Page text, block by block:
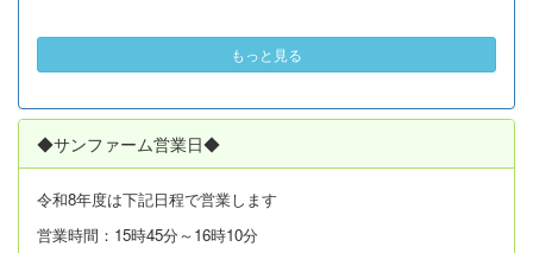
もっと見る
◆サンファーム営業日◆
令和8年度は下記日程で営業します
営業時間：15時45分～16時10分